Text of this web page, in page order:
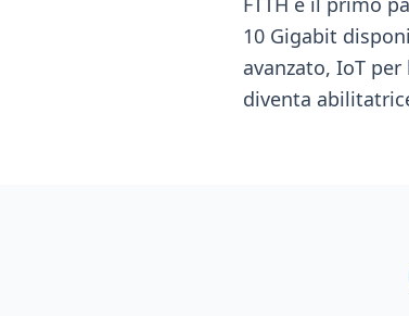
10 Gigabit
avanzato, IoT
diventa